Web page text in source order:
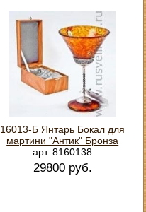
16013-Б Янтарь Бокал для
мартини "Антик" Бронза
арт. 8160138
29800 руб.